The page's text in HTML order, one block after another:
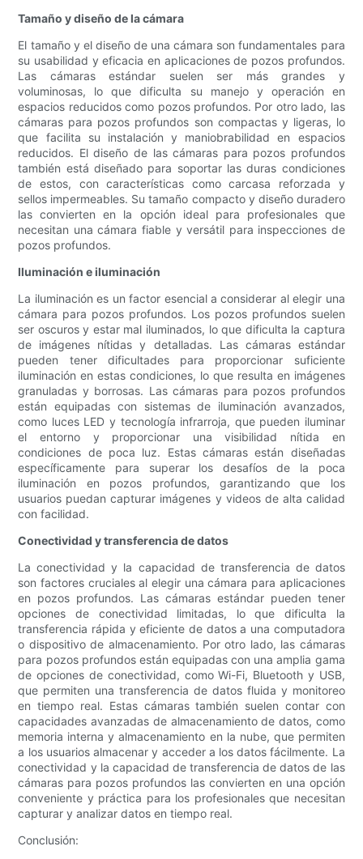
Tamaño y diseño de la cámara
El tamaño y el diseño de una cámara son fundamentales para
su usabilidad y eficacia en aplicaciones de pozos profundos.
Las cámaras estándar suelen ser más grandes y
voluminosas, lo que dificulta su manejo y operación en
espacios reducidos como pozos profundos. Por otro lado, las
cámaras para pozos profundos son compactas y ligeras, lo
que facilita su instalación y maniobrabilidad en espacios
reducidos. El diseño de las cámaras para pozos profundos
también está diseñado para soportar las duras condiciones
de estos, con características como carcasa reforzada y
sellos impermeables. Su tamaño compacto y diseño duradero
las convierten en la opción ideal para profesionales que
necesitan una cámara fiable y versátil para inspecciones de
pozos profundos.
Iluminación e iluminación
La iluminación es un factor esencial a considerar al elegir una
cámara para pozos profundos. Los pozos profundos suelen
ser oscuros y estar mal iluminados, lo que dificulta la captura
de imágenes nítidas y detalladas. Las cámaras estándar
pueden tener dificultades para proporcionar suficiente
iluminación en estas condiciones, lo que resulta en imágenes
granuladas y borrosas. Las cámaras para pozos profundos
están equipadas con sistemas de iluminación avanzados,
como luces LED y tecnología infrarroja, que pueden iluminar
el entorno y proporcionar una visibilidad nítida en
condiciones de poca luz. Estas cámaras están diseñadas
específicamente para superar los desafíos de la poca
iluminación en pozos profundos, garantizando que los
usuarios puedan capturar imágenes y videos de alta calidad
con facilidad.
Conectividad y transferencia de datos
La conectividad y la capacidad de transferencia de datos
son factores cruciales al elegir una cámara para aplicaciones
en pozos profundos. Las cámaras estándar pueden tener
opciones de conectividad limitadas, lo que dificulta la
transferencia rápida y eficiente de datos a una computadora
o dispositivo de almacenamiento. Por otro lado, las cámaras
para pozos profundos están equipadas con una amplia gama
de opciones de conectividad, como Wi-Fi, Bluetooth y USB,
que permiten una transferencia de datos fluida y monitoreo
en tiempo real. Estas cámaras también suelen contar con
capacidades avanzadas de almacenamiento de datos, como
memoria interna y almacenamiento en la nube, que permiten
a los usuarios almacenar y acceder a los datos fácilmente. La
conectividad y la capacidad de transferencia de datos de las
cámaras para pozos profundos las convierten en una opción
conveniente y práctica para los profesionales que necesitan
capturar y analizar datos en tiempo real.
Conclusión: